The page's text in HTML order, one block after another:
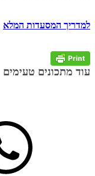
למדריך המסעדות המלא
עוד מתכונים טעימים